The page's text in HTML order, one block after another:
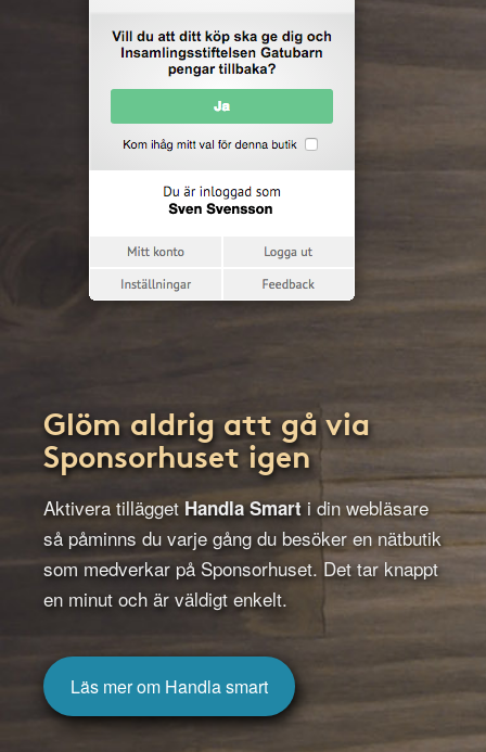
Glöm aldrig att gå via
Sponsorhuset igen
Aktivera tillägget Handla Smarti din webläsare
så påminns du varje gång du besöker en nätbutik
som medverkar på Sponsorhuset. Det tar knappt
en minut och är väldigt enkelt.
Läs mer om Handla smart